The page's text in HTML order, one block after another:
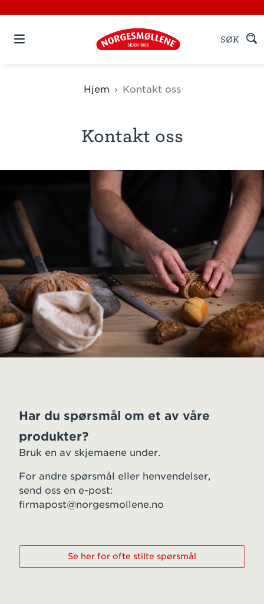
SØK
Hjem Kontakt oss
Kontakt oss
Har du spørsmål om et av våre
produkter?
Bruk en av skjemaene under.
For andre spørsmål eller henvendelser,
send oss en e-post:
firmapost@norgesmollene.no
Se her for ofte stilte spørsmål